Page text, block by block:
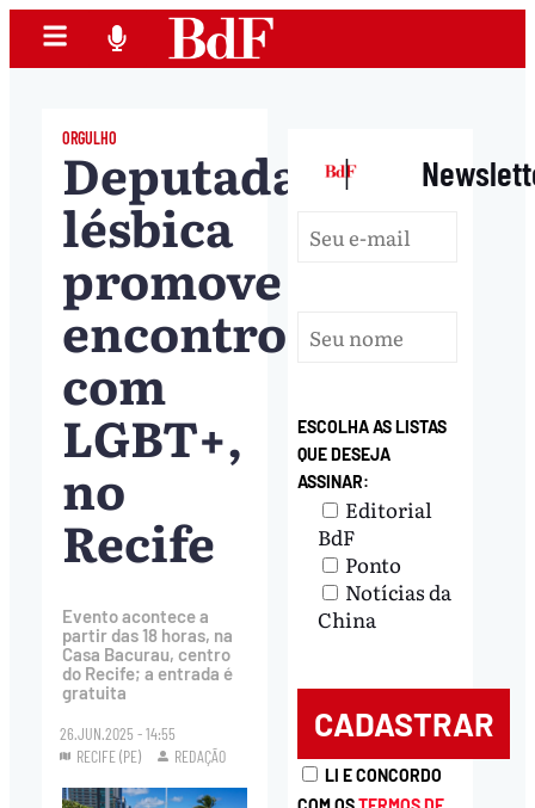
ORGULHO
Deputada
lésbica
promove
encontro
com
LGBT+,
no
Recife
Evento acontece a
partir das 18 horas, na
Casa Bacurau, centro
do Recife; a entrada é
gratuita
26.JUN.2025 - 14:55
RECIFE (PE)
REDAÇÃO
|
ESCOLHA AS LISTAS
QUE DESEJA
ASSINAR:
Editorial
BdF
Ponto
Notícias da
China
LI E CONCORDO